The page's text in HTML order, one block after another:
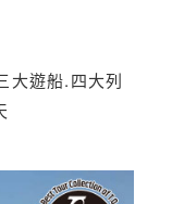
大遊船.四大列